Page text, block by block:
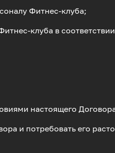
Фитнес-клуба;
клуба в
настоящего
и потребовать его